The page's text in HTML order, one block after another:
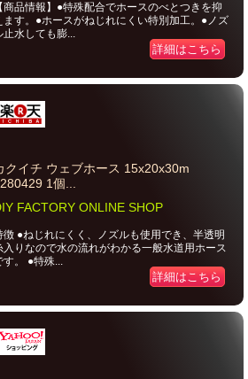
【商品情報】●特殊配合でホースのべとつきを抑
ます。●ホースがねじれにくい特別加工。●ノズ
止水しても膨...
詳細はこちら
クイチ ウェブホース 15x20x30m
1個...
FACTORY ONLINE SHOP
徴 ●ねじれにくく、ノズルも使用でき、半透明
入りなので水の流れがわかる一般水道用ホース
す。 ●特殊...
詳細はこちら